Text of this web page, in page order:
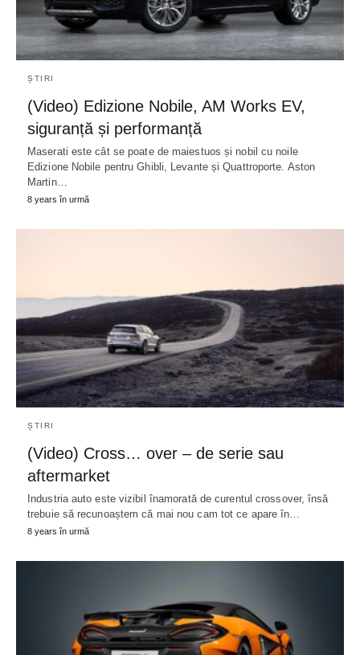
ȘTIRI
(Video) Edizione Nobile, AM Works EV,
siguranță și performanță
Maserati este cât se poate de maiestuos și nobil cu noile
Edizione Nobile pentru Ghibli, Levante și Quattroporte. Aston
Martin…
8 years în urmă
ȘTIRI
(Video) Cross… over – de serie sau
aftermarket
Industria auto este vizibil înamorată de curentul crossover, însă
trebuie să recunoaștem că mai nou cam tot ce apare în…
8 years în urmă